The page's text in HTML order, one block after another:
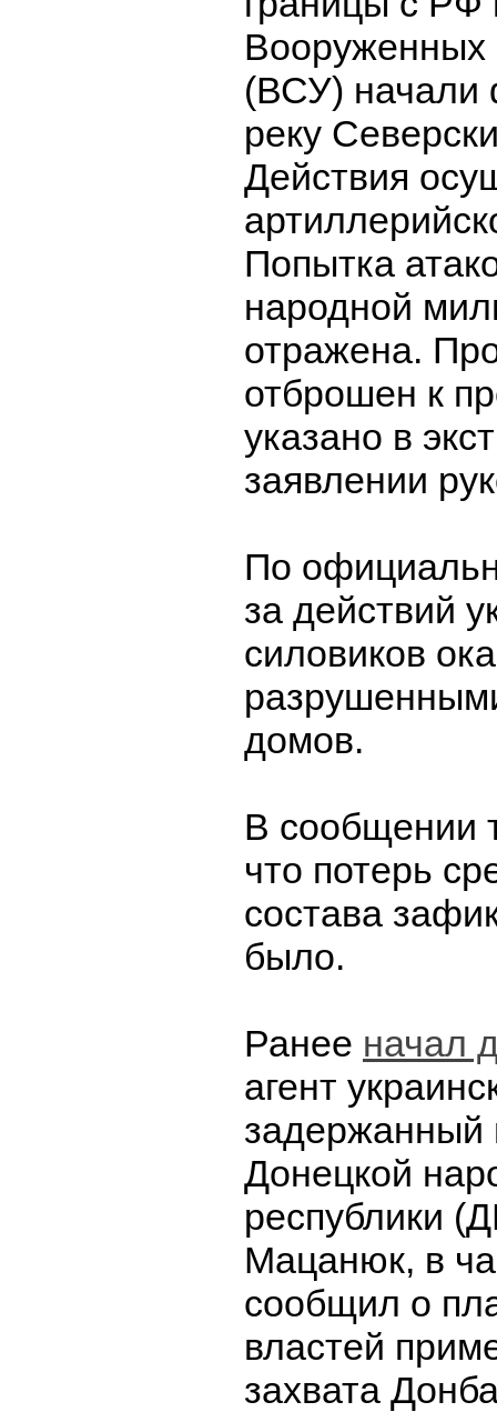
Вооруженных
(ВСУ) начали
реку
Действия
Попытка
народной
отражена.
отброшен к
указано в
заявлении
По
за действий
силовиков
домов.
В сообщении
что потерь
состава
было.
Ранее начал
агент
задержанный
Донецкой
республики
Мацанюк, в
сообщил о
властей
захвата